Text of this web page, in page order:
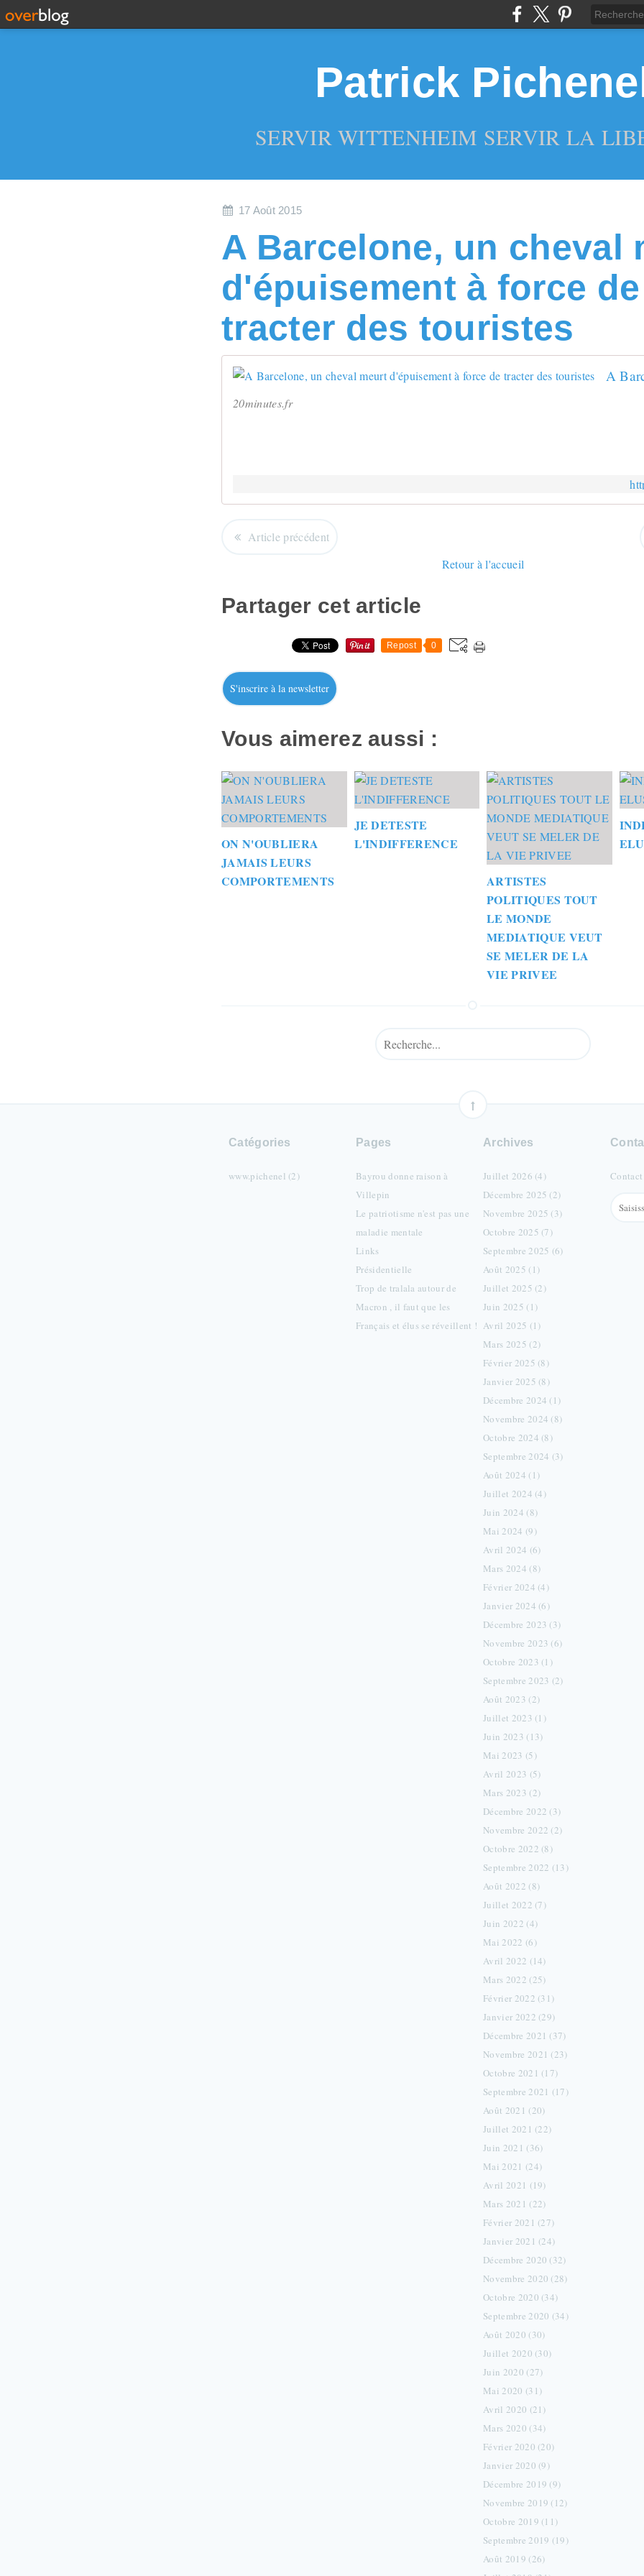
Patrick
SERVIR WITTENHEIM SERVIR LA
17 Août 2015
A Barcelone, un cheval
d'épuisement à force de
tracter des touristes
20minutes.fr
Article précédent
Retour à l'accueil
Partager cet article
Repost 0
S'inscrire à la newsletter
Vous aimerez aussi :
ON N'OUBLIERA
JAMAIS LEURS
COMPORTEMENTS
JE DETESTE
L'INDIFFERENCE
ARTISTES
POLITIQUES TOUT
LE MONDE
MEDIATIQUE VEUT
SE MELER DE LA
VIE PRIVEE
Catégories
www.pichenel (2)
Pages
Bayrou donne raison à
Villepin
Le patriotisme n'est pas une
maladie mentale
Links
Présidentielle
Trop de tralala autour de
Macron , il faut que les
Français et élus se réveillent !
Archives
Juillet 2026 (4)
Décembre 2025 (2)
Novembre 2025 (3)
Octobre 2025 (7)
Septembre 2025 (6)
Août 2025 (1)
Juillet 2025 (2)
Juin 2025 (1)
Avril 2025 (1)
Mars 2025 (2)
Février 2025 (8)
Janvier 2025 (8)
Décembre 2024 (1)
Novembre 2024 (8)
Octobre 2024 (8)
Septembre 2024 (3)
Août 2024 (1)
Juillet 2024 (4)
Juin 2024 (8)
Mai 2024 (9)
Avril 2024 (6)
Mars 2024 (8)
Février 2024 (4)
Janvier 2024 (6)
Décembre 2023 (3)
Novembre 2023 (6)
Octobre 2023 (1)
Septembre 2023 (2)
Août 2023 (2)
Juillet 2023 (1)
Juin 2023 (13)
Mai 2023 (5)
Avril 2023 (5)
Mars 2023 (2)
Décembre 2022 (3)
Novembre 2022 (2)
Octobre 2022 (8)
Septembre 2022 (13)
Août 2022 (8)
Juillet 2022 (7)
Juin 2022 (4)
Mai 2022 (6)
Avril 2022 (14)
Mars 2022 (25)
Février 2022 (31)
Janvier 2022 (29)
Décembre 2021 (37)
Novembre 2021 (23)
Octobre 2021 (17)
Septembre 2021 (17)
Août 2021 (20)
Juillet 2021 (22)
Juin 2021 (36)
Mai 2021 (24)
Avril 2021 (19)
Mars 2021 (22)
Février 2021 (27)
Janvier 2021 (24)
Décembre 2020 (32)
Novembre 2020 (28)
Octobre 2020 (34)
Septembre 2020 (34)
Août 2020 (30)
Juillet 2020 (30)
Juin 2020 (27)
Mai 2020 (31)
Avril 2020 (21)
Mars 2020 (34)
Février 2020 (20)
Janvier 2020 (9)
Décembre 2019 (9)
Novembre 2019 (12)
Octobre 2019 (11)
Septembre 2019 (19)
Août 2019 (26)
Contact